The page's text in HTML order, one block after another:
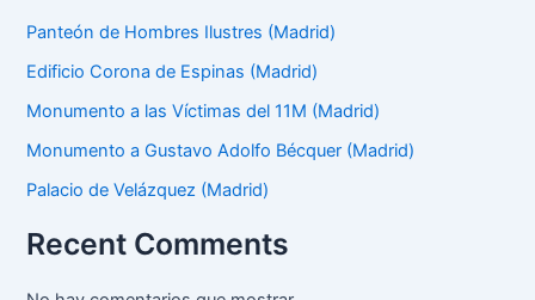
Panteón de Hombres Ilustres (Madrid)
Edificio Corona de Espinas (Madrid)
Monumento a las Víctimas del 11M (Madrid)
Monumento a Gustavo Adolfo Bécquer (Madrid)
Palacio de Velázquez (Madrid)
Recent Comments